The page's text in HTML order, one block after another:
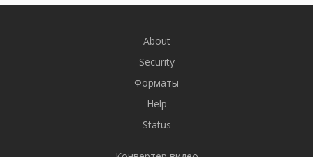
About
Security
Форматы
Help
Status